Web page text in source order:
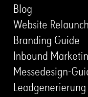
Blog
Website
Branding Guide
Inbound
Messedesign-